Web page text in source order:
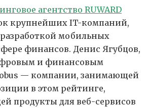
агентство RUWARD
крупнейших IT-компаний,
мобильных
финансов. Денис Ягубцов,
и финансовым
— компании, занимающей
в этом рейтинге,
продукты для веб-сервисов